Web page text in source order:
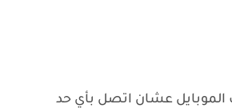
عشان اتصل بأي حد